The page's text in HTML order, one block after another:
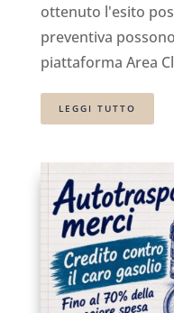
ottenuto l'esito
preventiva
piattaforma Area
LEGGI TUTTO